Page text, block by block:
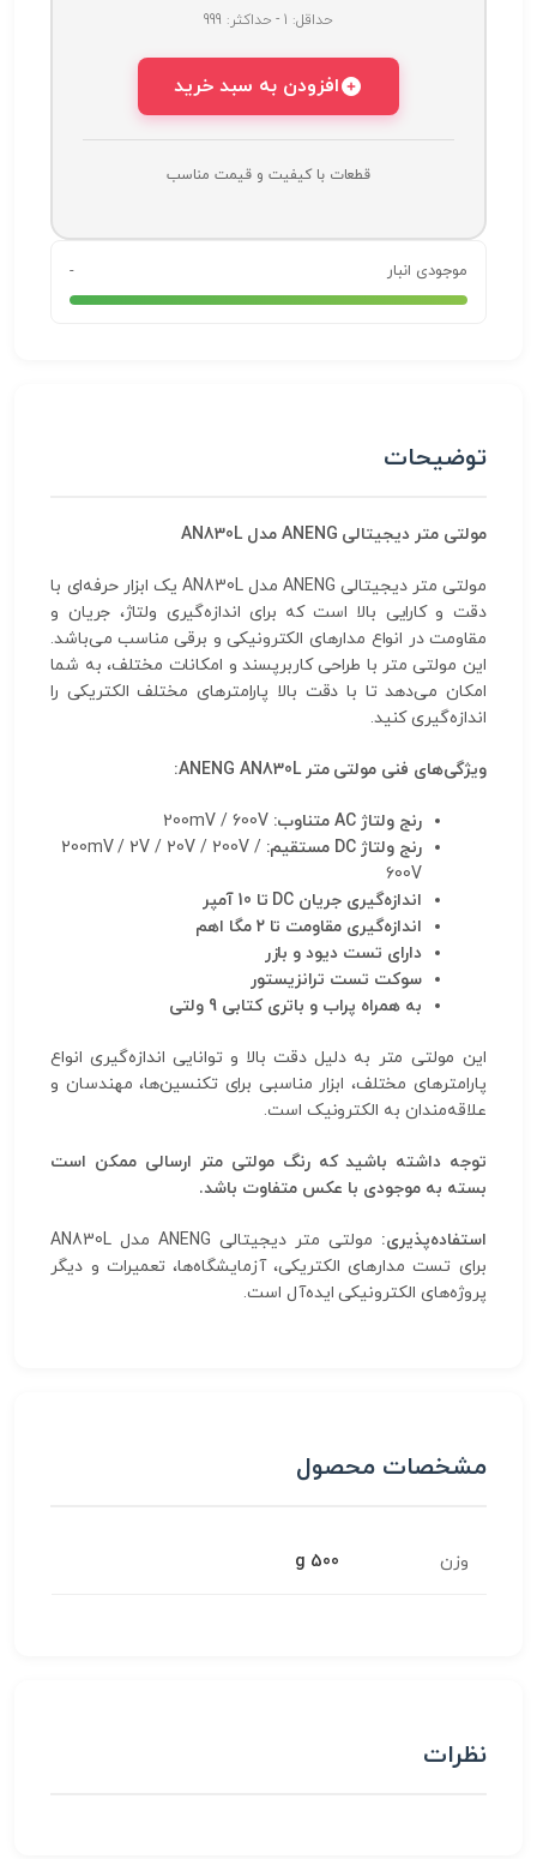
حداقل: 1 - حداکثر: 999
افزودن به سبد خرید
قطعات با کیفیت و قیمت مناسب
موجودی انبار -
توضیحات
مولتی متر دیجیتالی ANENG مدل AN830L
مولتی متر دیجیتالی ANENG مدل AN830L یک ابزار حرفه‌ای با
دقت و کارایی بالا است که برای اندازه‌گیری ولتاژ، جریان و
مقاومت در انواع مدارهای الکترونیکی و برقی مناسب می‌باشد.
این مولتی متر با طراحی کاربرپسند و امکانات مختلف، به شما
امکان می‌دهد تا با دقت بالا پارامترهای مختلف الکتریکی را
اندازه‌گیری کنید.
ویژگی‌های فنی مولتی متر ANENG AN830L:
رنج ولتاژ AC متناوب:
200mV / 600V
رنج ولتاژ DC مستقیم:
200mV / 2V / 20V / 200V /
600V
اندازه‌گیری جریان DC تا 10 آمپر
اندازه‌گیری مقاومت تا ۲ مگا اهم
دارای تست دیود و بازر
سوکت تست ترانزیستور
به همراه پراب و باتری کتابی 9 ولتی
این مولتی متر به دلیل دقت بالا و توانایی اندازه‌گیری انواع
پارامترهای مختلف، ابزار مناسبی برای تکنسین‌ها، مهندسان و
علاقه‌مندان به الکترونیک است.
توجه داشته باشید که رنگ مولتی متر ارسالی ممکن است
بسته به موجودی با عکس متفاوت باشد.
استفاده‌پذیری:
مولتی متر دیجیتالی ANENG مدل AN830L
برای تست مدارهای الکتریکی، آزمایشگاه‌ها، تعمیرات و دیگر
پروژه‌های الکترونیکی ایده‌آل است.
مشخصات محصول
وزن 500 g
نظرات